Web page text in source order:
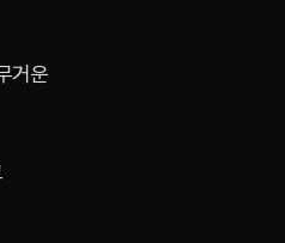
거운